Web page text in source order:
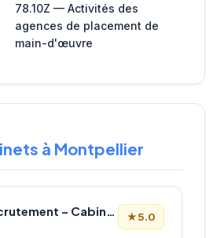
78.10Z — Activités des
agences de placement de
main-d'œuvre
à Montpellier
Work’in Recrutement – Cabinet de recrutement informatique à Montpellier ★5.0